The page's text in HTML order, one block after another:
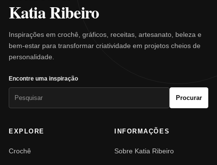
Katia Ribeiro
Inspirações em crochê, gráficos, receitas, artesanato, beleza e
bem-estar para transformar criatividade em projetos cheios de
personalidade.
Encontre uma inspiração
Procurar
EXPLORE
Crochê
INFORMAÇÕES
Sobre Katia Ribeiro